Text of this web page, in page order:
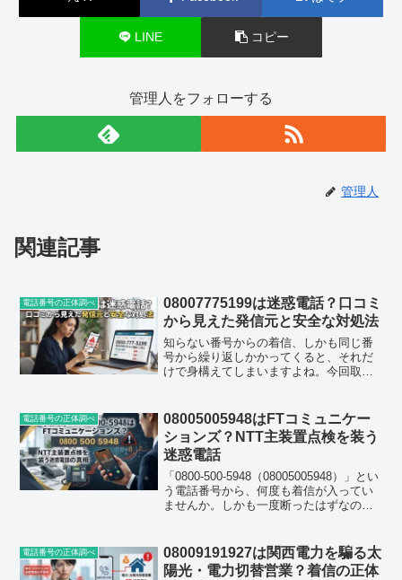
LINE コピー
管理人をフォローする
管理人
関連記事
電話番号の正体調べ
08007775199は迷惑電話？口コミ
から見えた発信元と安全な対処法
知らない番号からの着信、しかも同じ番
号から繰り返しかかってくると、それだ
けで身構えてしまいますよね。今回取り
イヤル番号です。実際に着信を受けた...
電話番号の正体調べ
08005005948はFTコミュニケー
ションズ？NTT主装置点検を装う
迷惑電話
「0800-500-5948（08005005948）」とい
う電話番号から、何度も着信が入ってい
ませんか。しかも一度断ったはずなの
そんな経験をした人が今かなり増えてい
る...
電話番号の正体調べ
08009191927は関西電力を騙る太
陽光・電力切替営業？着信の正体